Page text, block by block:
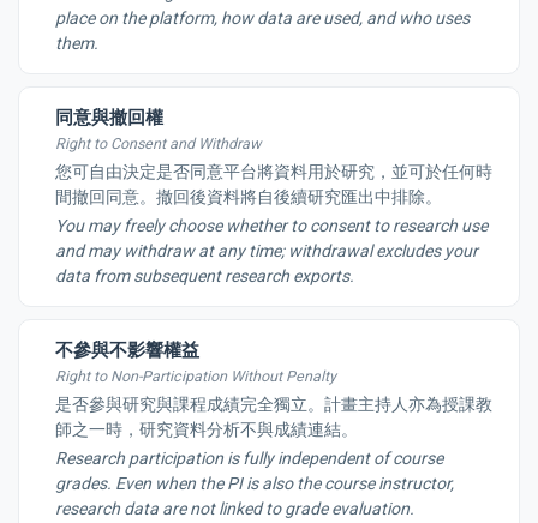
place on the platform, how data are used, and who uses
them.
同意與撤回權
Right to Consent and Withdraw
您可自由決定是否同意平台將資料用於研究，並可於任何時
間撤回同意。撤回後資料將自後續研究匯出中排除。
You may freely choose whether to consent to research use
and may withdraw at any time; withdrawal excludes your
data from subsequent research exports.
不參與不影響權益
Right to Non-Participation Without Penalty
是否參與研究與課程成績完全獨立。計畫主持人亦為授課教
師之一時，研究資料分析不與成績連結。
Research participation is fully independent of course
grades. Even when the PI is also the course instructor,
research data are not linked to grade evaluation.